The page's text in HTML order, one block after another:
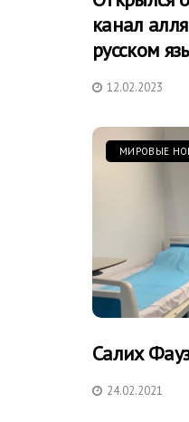
канал
русском
12.02.2023
МИРОВЫЕ
Салих
24.02.2021